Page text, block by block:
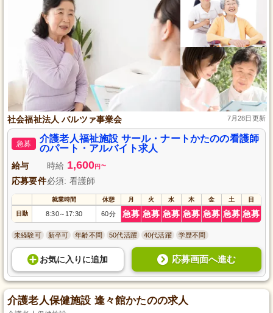
社会福祉法人 バルツァ事業会 7月28日更新
急募
介護老人福祉施設 サール・ナートかたのの看護師
のパート・アルバイト求人
給与 時給 1,600円 ~
応募要件必須: 看護師
就業時間 休憩 月 火 水 木 金 土 日
日勤 8:30～ 17:30 60分 急募 急募 急募 急募 急募 急募 急募
未経験可 新卒可 年齢不問 50代活躍 40代活躍 学歴不問
お気に入り に追加 応募画面へ進む
介護老人保健施設 逢々館かたのの求人